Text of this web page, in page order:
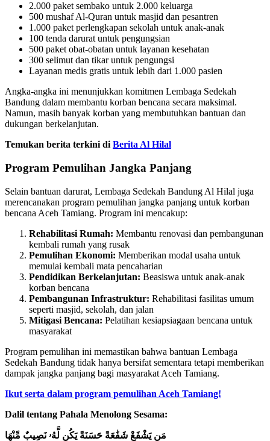
2.000 paket sembako untuk 2.000 keluarga
500 mushaf Al-Quran untuk masjid dan pesantren
1.000 paket perlengkapan sekolah untuk anak-anak
100 tenda darurat untuk pengungsian
500 paket obat-obatan untuk layanan kesehatan
300 selimut dan tikar untuk pengungsi
Layanan medis gratis untuk lebih dari 1.000 pasien
Angka-angka ini menunjukkan komitmen Lembaga Sedekah
Bandung dalam membantu korban bencana secara maksimal.
Namun, masih banyak korban yang membutuhkan bantuan dan
dukungan berkelanjutan.
Temukan berita terkini di Berita Al Hilal
Program Pemulihan Jangka Panjang
Selain bantuan darurat, Lembaga Sedekah Bandung Al Hilal juga
merencanakan program pemulihan jangka panjang untuk korban
bencana Aceh Tamiang. Program ini mencakup:
Rehabilitasi Rumah: Membantu renovasi dan pembangunan
kembali rumah yang rusak
Pemulihan Ekonomi: Memberikan modal usaha untuk
memulai kembali mata pencaharian
Pendidikan Berkelanjutan: Beasiswa untuk anak-anak
korban bencana
Pembangunan Infrastruktur: Rehabilitasi fasilitas umum
seperti masjid, sekolah, dan jalan
Mitigasi Bencana: Pelatihan kesiapsiagaan bencana untuk
masyarakat
Program pemulihan ini memastikan bahwa bantuan Lembaga
Sedekah Bandung tidak hanya bersifat sementara tetapi memberikan
dampak jangka panjang bagi masyarakat Aceh Tamiang.
Ikut serta dalam program pemulihan Aceh Tamiang!
Dalil tentang Pahala Menolong Sesama:
مَن يَشْفَعْ شَفَٰعَةً حَسَنَةً يَكُن لَّهُۥ نَصِيبٌ مِّنْهَا